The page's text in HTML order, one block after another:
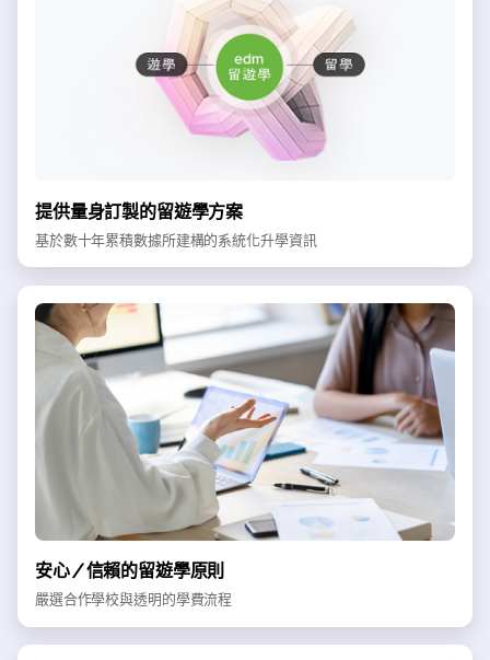
提供量身訂製的留遊學方案
基於數十年累積數據所建構的系統化升學資訊
安心／信賴的留遊學原則
嚴選合作學校與透明的學費流程